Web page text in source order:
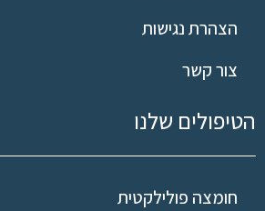
הצהרת נגישות
צור קשר
הטיפולים שלנו
חומצה פולילקטית